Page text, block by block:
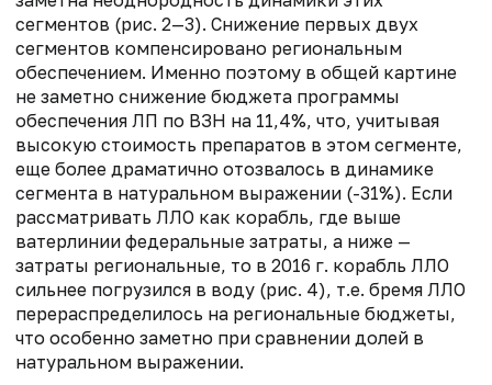
сегментов (рис. 2—3). Снижение первых двух
сегментов компенсировано региональным
обеспечением. Именно по­этому в общей картине
не заметно снижение бюджета программы
обеспечения ЛП по ВЗН на 11,4%, что, учитывая
высокую стоимость препаратов в этом сегменте,
еще более драматично отозвалось в динамике
сегмента в натуральном выражении (-31%). Если
рассматривать ЛЛО как корабль, где выше
ватерлинии федеральные затраты, а ниже —
затраты региональные, то в 2016 г. корабль ЛЛО
сильнее погрузился в воду (рис. 4), т.е. бремя ЛЛО
перераспределилось на региональные бюджеты,
что особенно заметно при сравнении долей в
натуральном выражении.